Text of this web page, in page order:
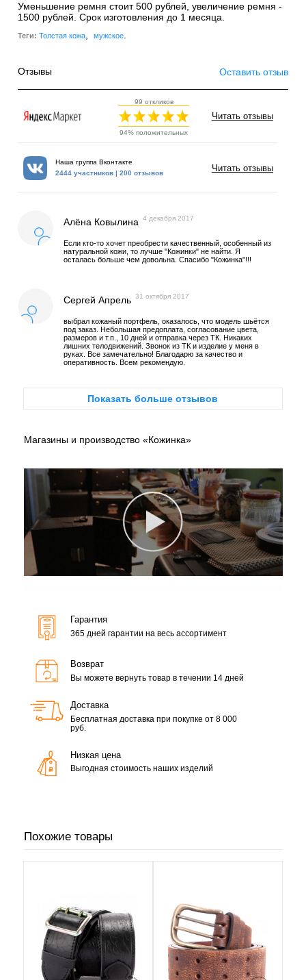
Уменьшение ремня стоит 500 рублей, увеличение ремня -
1500 рублей. Срок изготовления до 1 месяца.
Теги: Толстая кожа, мужское.
Отзывы Оставить отзыв
99 откликов
94% положительных
Читать отзывы
Наша группа Вконтакте
2444 участников | 200 отзывов
Читать отзывы
Алёна Ковылина 4 декабря 2017
Если кто-то хочет преобрести качественный, особенный из
натуральной кожи, то лучше "Кожинки" не найти. Я
осталась больше чем довольна. Спасибо "Кожинка"!!!
Сергей Апрель 31 октября 2017
выбрал кожаный портфель, оказалось, что модель шьётся
под заказ. Небольшая предоплата, согласование цвета,
размеров и т.п., 10 дней и отправка через ТК. Никаких
лишних телодвижений. Звонок из ТК и изделие у меня в
руках. Все замечательно! Благодарю за качество и
оперативность. Всем рекомендую.
Показать больше отзывов
Магазины и производство «Кожинка»
Гарантия
365 дней гарантии на весь ассортимент
Возврат
Вы можете вернуть товар в течении 14 дней
Доставка
Бесплатная доставка при покупке от 8 000
руб.
Низкая цена
Выгодная стоимость наших изделий
Похожие товары